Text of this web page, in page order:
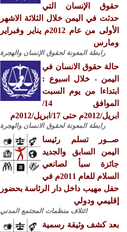
حقوق الإنسان التي
حدثت في اليمن خلال الثلاثة الاشهر
الأولى من عام 2012م يناير وفبراير
ومارس
رابطة المعونة لحقوق الإنسان والهجرة
حالة حقوق الانسان في
اليمن - خلال اسبوع :
ابتداءا من يوم السبت
الموافق 14/
ابريل/2012م حتى 17/ابريل/2012م
رابطة المعونة لحقوق الانسان والهجرة
صــور تسلم رئيسا
اليمن السابق والجديد
جائزة سبأ لصانعي
السلام للعام 2011م في
حفل مهيب داخل دار الرئاسة بحضور
إقليمي ودولي
ائتلاف منظمات المجتمع المدني
بعد كشف وثيقة رسمية